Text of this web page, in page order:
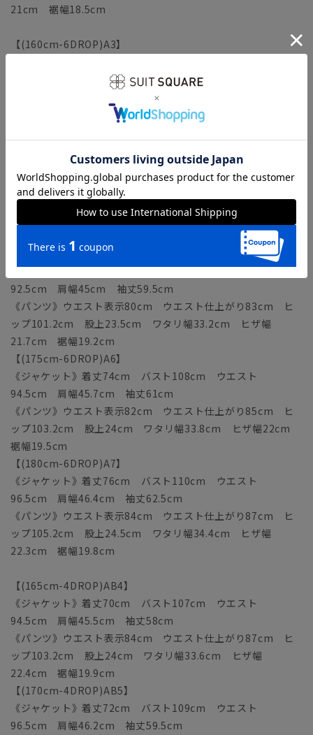
21cm 裾幅18.5cm
【(160cm-6DROP)A3】
88.5cm 肩幅43.6cm 袖丈56.5cm
《パンツ》ウエスト表示76cm ウエスト仕上がり79cm ヒ
ップ97.2cm 股上22.5cm ワタリ幅32cm ヒザ幅
《ジャケット》着丈70cm バスト104cm ウエスト
90.5cm 肩幅44.3cm 袖丈58cm
《パンツ》ウエスト表示78cm ウエスト仕上がり81cm ヒ
ップ99.2cm 股上23cm ワタリ幅32.6cm ヒザ幅
【(170cm-6DROP)A5】
《ジャケット》着丈72cm バスト106cm ウエスト
92.5cm 肩幅45cm 袖丈59.5cm
《パンツ》ウエスト表示80cm ウエスト仕上がり83cm ヒ
ップ101.2cm 股上23.5cm ワタリ幅33.2cm ヒザ幅
21.7cm 裾幅19.2cm
【(175cm-6DROP)A6】
《ジャケット》着丈74cm バスト108cm ウエスト
94.5cm 肩幅45.7cm 袖丈61cm
《パンツ》ウエスト表示82cm ウエスト仕上がり85cm ヒ
ップ103.2cm 股上24cm ワタリ幅33.8cm ヒザ幅22cm
裾幅19.5cm
【(180cm-6DROP)A7】
《ジャケット》着丈76cm バスト110cm ウエスト
96.5cm 肩幅46.4cm 袖丈62.5cm
《パンツ》ウエスト表示84cm ウエスト仕上がり87cm ヒ
ップ105.2cm 股上24.5cm ワタリ幅34.4cm ヒザ幅
22.3cm 裾幅19.8cm
【(165cm-4DROP)AB4】
《ジャケット》着丈70cm バスト107cm ウエスト
94.5cm 肩幅45.5cm 袖丈58cm
《パンツ》ウエスト表示84cm ウエスト仕上がり87cm ヒ
ップ103.2cm 股上24cm ワタリ幅33.6cm ヒザ幅
22.4cm 裾幅19.9cm
【(170cm-4DROP)AB5】
《ジャケット》着丈72cm バスト109cm ウエスト
96.5cm 肩幅46.2cm 袖丈59.5cm